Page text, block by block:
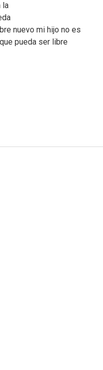
la
nuevo mi hijo no es
pueda ser libre